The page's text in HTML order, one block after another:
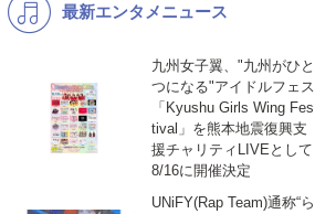
最新エンタメニュース
九州女子翼、"九州がひと
つになる"アイドルフェス
「Kyushu Girls Wing Fes
tival」を熊本地震復興支
援チャリティLIVEとして
8/16に開催決定
UNiFY(Rap Team)通称“ら